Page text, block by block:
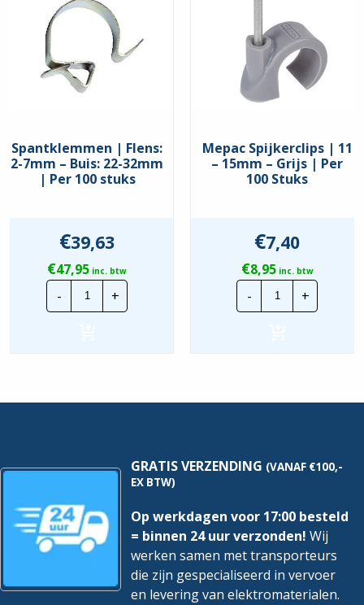
Met muurpakking
UV-bestendig
Food Contact Material
Spantklemmen | Flens:
2-7mm – Buis: 22-32mm
| Per 100 stuks
€39,63
€47,95 inc. btw
-
Spantklemmen
|
Flens:
|
+
Mepac Spijkerclips | 11
– 15mm – Grijs | Per
100 Stuks
€7,40
€8,95inc. btw
-
Mepac
Spijkerclips
|
Per
+
GRATIS VERZENDING (VANAF €100,-
EX BTW)
Op werkdagen voor 17:00 besteld
= binnen 24 uur verzonden! Wij
werken samen met transporteurs
die zijn gespecialiseerd in vervoer
en levering van elektromaterialen.